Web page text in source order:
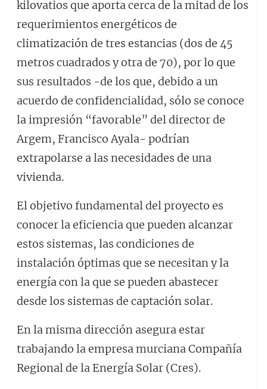
kilovatios que aporta cerca de la mitad de los
requerimientos energéticos de
climatización de tres estancias (dos de 45
metros cuadrados y otra de 70), por lo que
sus resultados -de los que, debido a un
acuerdo de confidencialidad, sólo se conoce
la impresión “favorable” del director de
Argem, Francisco Ayala- podrían
extrapolarse a las necesidades de una
vivienda.
El objetivo fundamental del proyecto es
conocer la eficiencia que pueden alcanzar
estos sistemas, las condiciones de
instalación óptimas que se necesitan y la
energía con la que se pueden abastecer
desde los sistemas de captación solar.
En la misma dirección asegura estar
trabajando la empresa murciana Compañía
Regional de la Energía Solar (Cres).